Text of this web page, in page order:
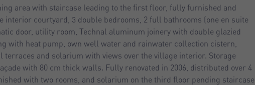
area with staircase leading to the first floor, fully furnished and
interior courtyard, 3 double bedrooms, 2 full bathrooms (one en suite
door, utility room, Technal aluminum joinery with double glazied
with heat pump, own well water and rainwater collection cistern,
terraces and solarium with views over the village interior. Storage
with 80 cm thick walls. Fully renovated in 2006, distributed over 4
with two rooms, and solarium on the third floor pending staircase